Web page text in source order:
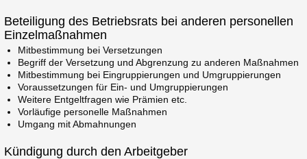
Beteiligung des Betriebsrats bei anderen personellen
Einzelmaßnahmen
Mitbestimmung bei Versetzungen
Begriff der Versetzung und Abgrenzung zu anderen Maßnahmen
Mitbestimmung bei Eingruppierungen und Umgruppierungen
Voraussetzungen für Ein- und Umgruppierungen
Weitere Entgeltfragen wie Prämien etc.
Vorläufige personelle Maßnahmen
Umgang mit Abmahnungen
Kündigung durch den Arbeitgeber